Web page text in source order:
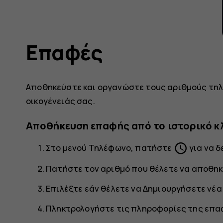
Επαφές
Αποθηκεύστε και οργανώστε τους αριθμούς
οικογένειάς σας.
Αποθήκευση επαφής από το ιστορικό
Στο μενού Τηλέφωνο, πατήστε schedule για να
Πατήστε τον αριθμό που θέλετε να
Επιλέξτε εάν θέλετε ναΔημιουργήσετε
Πληκτρολογήστε τις πληροφορίες της